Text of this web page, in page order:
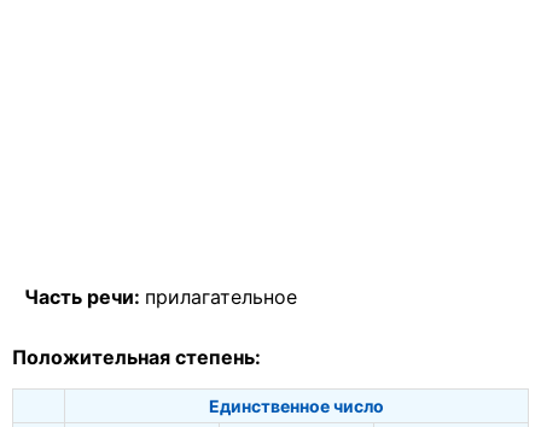
Часть речи: прилагательное
Положительная степень:
Единственное число